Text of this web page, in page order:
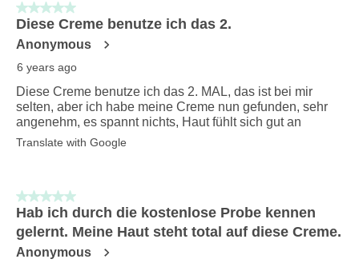
55
Reviews
.
5 out of 5 stars.
Diese Creme benutze ich das 2.
Anonymous
6 years ago
Diese Creme benutze ich das 2. MAL, das ist bei mir
selten, aber ich habe meine Creme nun gefunden, sehr
angenehm, es spannt nichts, Haut fühlt sich gut an
Translate with Google
5 out of 5 stars.
Hab ich durch die kostenlose Probe kennen
gelernt. Meine Haut steht total auf diese Creme.
Anonymous